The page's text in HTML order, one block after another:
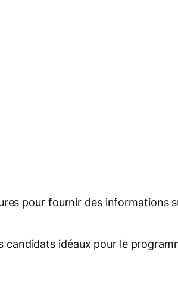
pour fournir des informations
idéaux pour le